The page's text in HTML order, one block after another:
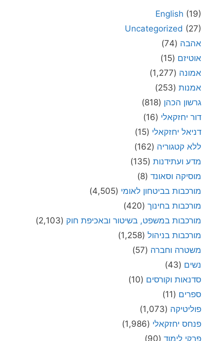
English (19)
Uncategorized (27)
אהבה (74)
אוטיזם (15)
אמונה (1,277)
אמנות (253)
גרשון הכהן (818)
דור יחזקאלי (16)
דניאל יחזקאלי (15)
ללא קטגוריה (162)
מדע ועתידנות (135)
מוסיקה וסאונד (8)
מורכבות בביטחון לאומי (4,505)
מורכבות בחינוך (420)
מורכבות במשפט, בשיטור ובאכיפת חוק (2,103)
מורכבות בניהול (1,258)
משטרה וחברה (57)
נשים (43)
סדנאות וקורסים (10)
ספרים (11)
פוליטיקה (1,073)
פנחס יחזקאלי (1,986)
פרקי לימוד (90)